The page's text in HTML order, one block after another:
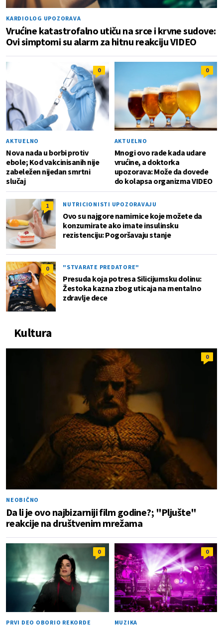
KARDIOLOG UPOZORAVA
Vrućine katastrofalno utiču na srce i krvne sudove:
Ovi simptomi su alarm za hitnu reakciju VIDEO
0
AKTUELNO
Nova nada u borbi protiv
ebole; Kod vakcinisanih nije
zabeležen nijedan smrtni
slučaj
0
AKTUELNO
Mnogi ovo rade kada udare
vrućine, a doktorka
upozorava: Može da dovede
do kolapsa organizma VIDEO
1 NUTRICIONISTI UPOZORAVAJU
Ovo su najgore namirnice koje možete da
konzumirate ako imate insulinsku
rezistenciju: Pogoršavaju stanje
0 "STVARATE PREDATORE"
Presuda koja potresa Silicijumsku dolinu:
Žestoka kazna zbog uticaja na mentalno
zdravlje dece
Kultura
0
NEOBIČNO
Da li je ovo najbizarniji film godine?; "Pljušte"
reakcije na društvenim mrežama
0
PRVI DEO OBORIO REKORDE
0
MUZIKA